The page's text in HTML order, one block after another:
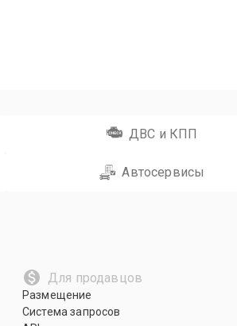
ДВС и КПП
Автосервисы
Для продавцов
Размещение
Система запросов